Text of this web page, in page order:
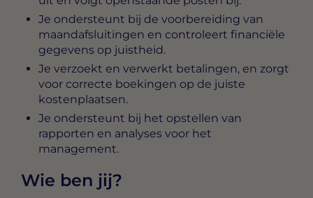
Je ondersteunt bij de voorbereiding van
maandafsluitingen en controleert financiële
gegevens op juistheid.
Je verzoekt en verwerkt betalingen, en zorgt
voor correcte boekingen op de juiste
kostenplaatsen.
Je ondersteunt bij het opstellen van
rapporten en analyses voor het
management.
Wie ben jij?